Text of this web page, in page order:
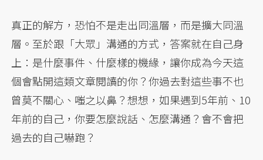
真正的解方，恐怕不是走出同溫層，而是擴大同溫
層。至於跟「大眾」溝通的方式，答案就在自己身
上：是什麼事件、什麼樣的機緣，讓你成為今天這
個會點開這類文章閱讀的你？你過去對這些事不也
曾莫不關心、嗤之以鼻？想想，如果遇到5年前、10
年前的自己，你要怎麼說話、怎麼溝通？會不會把
過去的自己嚇跑？